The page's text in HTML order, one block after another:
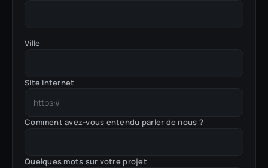
Ville
Site internet
Comment avez-vous entendu parler de nous ?
Quelques mots sur votre projet